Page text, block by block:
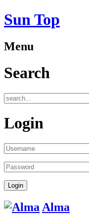
Sun Top
Menu
Search
Login
Alma